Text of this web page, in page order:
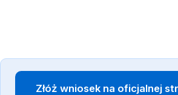
Złóż wniosek na oficjalnej